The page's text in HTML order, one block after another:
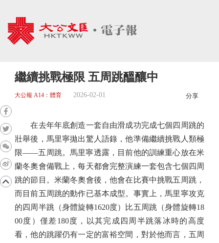
繼續挑戰極限 五周跳醞釀中
大公報 A14：體育 2026-02-01 分享
在去年年底創造一套自由滑成功完成七個四周跳的
壯舉後，馬里寧拋出驚人語錄，他準備繼續挑戰人類極
限——五周跳。馬里寧透露，目前他的訓練重心放在米
蘭冬奧會備戰上，每天都會完整演練一套包含七個四周
跳的節目。米蘭冬奧會後，他會在比賽中挑戰五周跳，
而目前五周跳的動作已基本成型。事實上，馬里寧攻克
的四周半跳（身體旋轉1620度）比五周跳（身體旋轉18
00度）僅差180度，以其完成四周半跳落冰時的高度
看，他的跳躍仍有一定的富裕空間，對於他而言，五周